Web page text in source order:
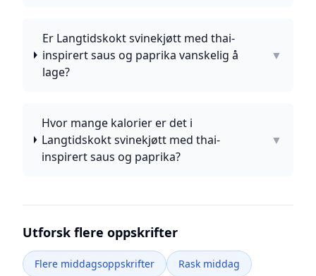
Er Langtidskokt svinekjøtt med thai-
inspirert saus og paprika vanskelig å
lage?
▼
Hvor mange kalorier er det i
Langtidskokt svinekjøtt med thai-
inspirert saus og paprika?
▼
Utforsk flere oppskrifter
Flere middagsoppskrifter
Rask middag